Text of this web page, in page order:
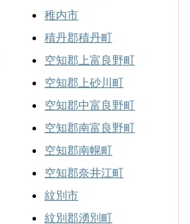
稚内市
積丹郡積丹町
空知郡上富良野町
空知郡上砂川町
空知郡中富良野町
空知郡南富良野町
空知郡南幌町
空知郡奈井江町
紋別市
紋別郡湧別町